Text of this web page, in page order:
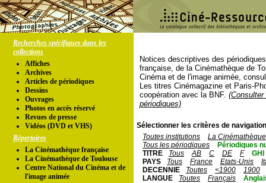
Recherches spécifiques dans les
collections
Affiches
Archives
Articles de périodiques
Dessins
Ouvrages
Photos en accés réservé
Revues de presse
Vidéos (DVD et VHS)
Répertoires
La Cinémathèque française
La Cinémathèque de Toulouse
Centre National du Cinéma et de
l'image animée
Notices descriptives des
française, de la Cinémathèque de
Cinéma et de l'image animée,
Les titres Cinémagazine et Paris-
coopération avec la BNF.
périodiques)
Sélectionner les critères de
Toutes institutions
La
Tous les périodiques
Périodiques
TITRE
Tous AB C DE F
GHI
PAYS
Tous France Etats-Unis
DECENNIE
Toutes <1900
1900
LANGUE
Toutes Français